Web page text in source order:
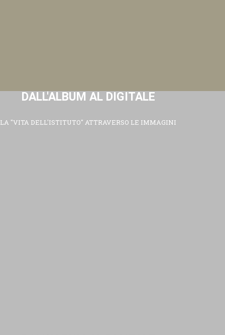
DALL'ALBUM AL DIGITALE
LA "VITA DELL'ISTITUTO" ATTRAVERSO LE IMMAGINI